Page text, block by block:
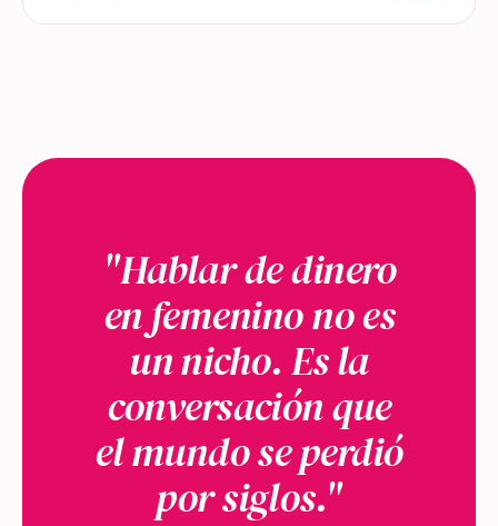
"Hablar de dinero
en femenino no es
un nicho. Es la
conversación que
el mundo se perdió
por siglos."